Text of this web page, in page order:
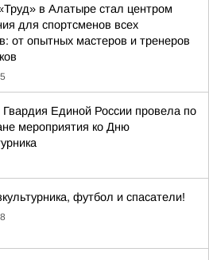
в Алатыре стал центром
для спортсменов всех
от опытных мастеров и тренеров
Единой России провела по
мероприятия ко Дню
футбол и спасатели!